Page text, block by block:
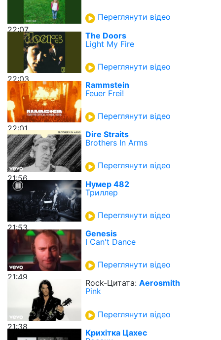
22:07
Переглянути відео
22:03
The Doors
Light My Fire
Переглянути відео
22:01
Rammstein
Feuer Frei!
Переглянути відео
21:56
Dire Straits
Brothers In Arms
Переглянути відео
21:53
Нумер 482
Триллер
Переглянути відео
21:49
Genesis
I Can't Dance
Переглянути відео
21:38
Rock-Цитата: Aerosmith
Pink
Переглянути відео
Крихітка Цахес